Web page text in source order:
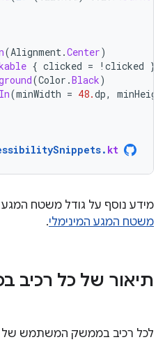
(Alignment .Center)
{ clicked = ! clicked }
(Color .Black)
(minWidth = 48.dp,
. kt
מידע נוסף על גודל משטח
משטח המגע המינימלי.
תיאור של כל
לכל רכיב בממשק המשתמש של